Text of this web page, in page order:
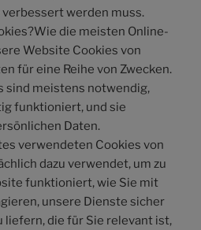
werden muss.
die meisten Online-
Website Cookies von
für eine Reihe von Zwecken.
sind meistens notwendig,
funktioniert, und sie
Daten.
verwendeten Cookies von
dazu verwendet, um zu
funktioniert, wie Sie mit
unsere Dienste sicher
liefern, die für Sie relevant ist,